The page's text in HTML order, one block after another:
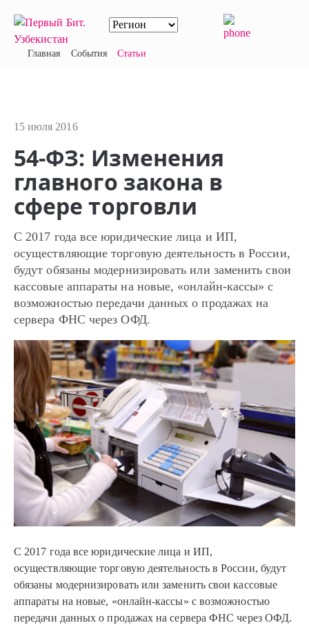
Главная События Статьи
15 июля 2016
54-ФЗ: Изменения
главного закона в
сфере торговли
С 2017 года все юридические лица и ИП,
осуществляющие торговую деятельность в России,
будут обязаны модернизировать или заменить свои
кассовые аппараты на новые, «онлайн-кассы» с
возможностью передачи данных о продажах на
сервера ФНС через ОФД.
С 2017 года все юридические лица и ИП,
осуществляющие торговую деятельность в России, будут
обязаны модернизировать или заменить свои кассовые
аппараты на новые, «онлайн-кассы» с возможностью
передачи данных о продажах на сервера ФНС через ОФД.